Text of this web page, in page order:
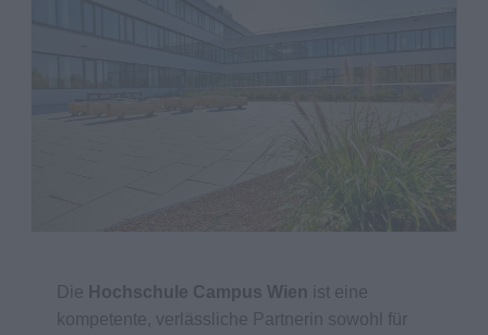
Die Hochschule Campus Wien
ist eine
kompetente, verlässliche Partnerin sowohl für